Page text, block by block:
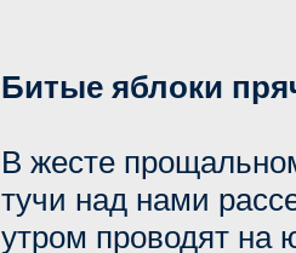
Битые яблоки
В жесте
тучи над нами
утром проводят на